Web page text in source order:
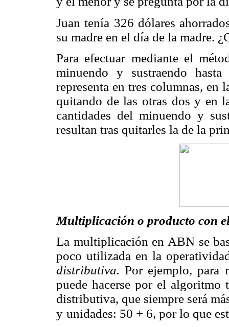
Juan tenía 326 dólares
su madre en el día de la madre.
Para efectuar mediante el
minuendo y sustraendo
representa en tres columnas, en
quitando de las otras dos y en
cantidades del minuendo y
resultan tras quitarles la de la
Multiplicación o producto con
La multiplicación en ABN se
poco utilizada en la
distributiva.Por ejemplo, para
puede hacerse por el
distributiva, que siempre será
y unidades: 50 + 6, por lo que